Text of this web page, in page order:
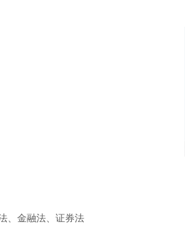
、金融法、证券法